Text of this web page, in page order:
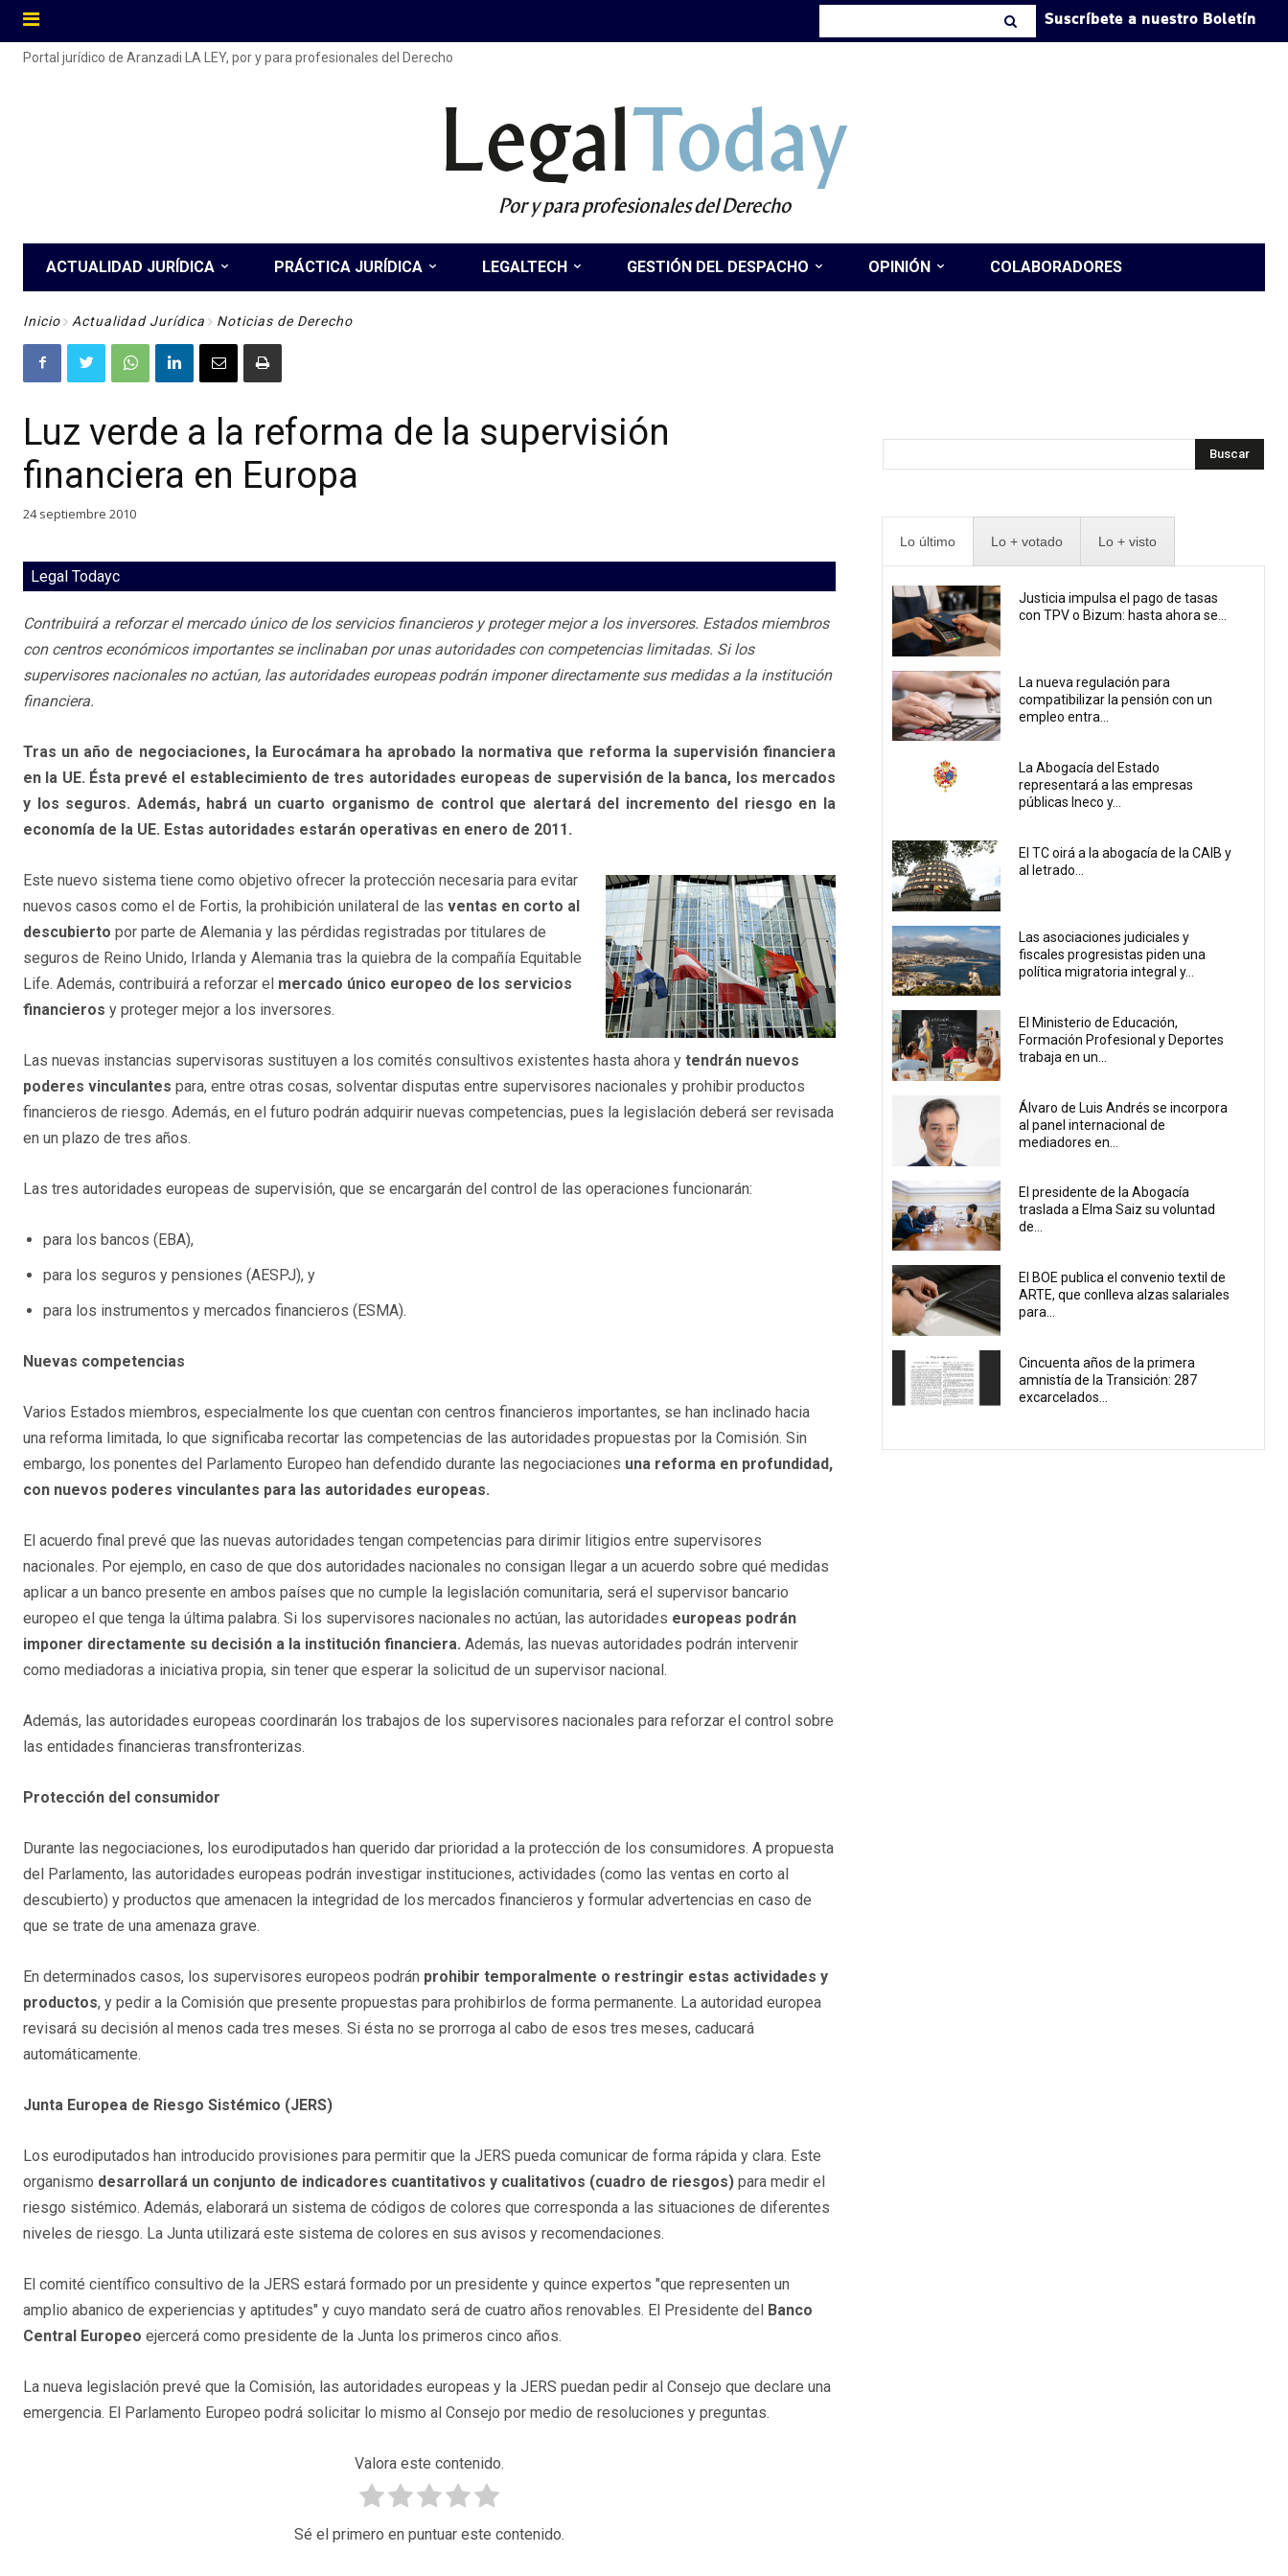
Suscríbete a nuestro Boletín
Portal jurídico de Aranzadi LA LEY, por y para profesionales del Derecho
LegalToday
Por y para profesionales del Derecho
ACTUALIDAD JURÍDICA PRÁCTICA JURÍDICA LEGALTECH GESTIÓN DEL DESPACHO OPINIÓN COLABORADORES
Inicio Actualidad Jurídica Noticias de Derecho
Luz verde a la reforma de la supervisión
financiera en Europa
24 septiembre 2010
Legal Todayc
Contribuirá a reforzar el mercado único de los servicios financieros y proteger mejor a los inversores. Estados miembros
con centros económicos importantes se inclinaban por unas autoridades con competencias limitadas. Si los
supervisores nacionales no actúan, las autoridades europeas podrán imponer directamente sus medidas a la institución
financiera.
Tras un año de negociaciones, la Eurocámara ha aprobado la normativa que reforma la supervisión financiera
en la UE. Ésta prevé el establecimiento de tres autoridades europeas de supervisión de la banca, los mercados
y los seguros. Además, habrá un cuarto organismo de control que alertará del incremento del riesgo en la
economía de la UE. Estas autoridades estarán operativas en enero de 2011.
Este nuevo sistema tiene como objetivo ofrecer la protección necesaria para evitar
nuevos casos como el de Fortis, la prohibición unilateral de las ventas en corto al
descubierto por parte de Alemania y las pérdidas registradas por titulares de
seguros de Reino Unido, Irlanda y Alemania tras la quiebra de la compañía Equitable
Life. Además, contribuirá a reforzar el mercado único europeo de los servicios
financieros y proteger mejor a los inversores.
Las nuevas instancias supervisoras sustituyen a los comités consultivos existentes hasta ahora y tendrán nuevos
poderes vinculantes para, entre otras cosas, solventar disputas entre supervisores nacionales y prohibir productos
financieros de riesgo. Además, en el futuro podrán adquirir nuevas competencias, pues la legislación deberá ser revisada
en un plazo de tres años.
Las tres autoridades europeas de supervisión, que se encargarán del control de las operaciones funcionarán:
para los bancos (EBA),
para los seguros y pensiones (AESPJ), y
para los instrumentos y mercados financieros (ESMA).
Nuevas competencias
Varios Estados miembros, especialmente los que cuentan con centros financieros importantes, se han inclinado hacia
una reforma limitada, lo que significaba recortar las competencias de las autoridades propuestas por la Comisión. Sin
embargo, los ponentes del Parlamento Europeo han defendido durante las negociaciones una reforma en profundidad,
con nuevos poderes vinculantes para las autoridades europeas.
El acuerdo final prevé que las nuevas autoridades tengan competencias para dirimir litigios entre supervisores
nacionales. Por ejemplo, en caso de que dos autoridades nacionales no consigan llegar a un acuerdo sobre qué medidas
aplicar a un banco presente en ambos países que no cumple la legislación comunitaria, será el supervisor bancario
europeo el que tenga la última palabra. Si los supervisores nacionales no actúan, las autoridades europeas podrán
imponer directamente su decisión a la institución financiera. Además, las nuevas autoridades podrán intervenir
como mediadoras a iniciativa propia, sin tener que esperar la solicitud de un supervisor nacional.
Además, las autoridades europeas coordinarán los trabajos de los supervisores nacionales para reforzar el control sobre
las entidades financieras transfronterizas.
Protección del consumidor
Durante las negociaciones, los eurodiputados han querido dar prioridad a la protección de los consumidores. A propuesta
del Parlamento, las autoridades europeas podrán investigar instituciones, actividades (como las ventas en corto al
descubierto) y productos que amenacen la integridad de los mercados financieros y formular advertencias en caso de
que se trate de una amenaza grave.
En determinados casos, los supervisores europeos podrán prohibir temporalmente o restringir estas actividades y
productos, y pedir a la Comisión que presente propuestas para prohibirlos de forma permanente. La autoridad europea
revisará su decisión al menos cada tres meses. Si ésta no se prorroga al cabo de esos tres meses, caducará
automáticamente.
Junta Europea de Riesgo Sistémico (JERS)
Los eurodiputados han introducido provisiones para permitir que la JERS pueda comunicar de forma rápida y clara. Este
organismo desarrollará un conjunto de indicadores cuantitativos y cualitativos (cuadro de riesgos) para medir el
riesgo sistémico. Además, elaborará un sistema de códigos de colores que corresponda a las situaciones de diferentes
niveles de riesgo. La Junta utilizará este sistema de colores en sus avisos y recomendaciones.
El comité científico consultivo de la JERS estará formado por un presidente y quince expertos "que representen un
amplio abanico de experiencias y aptitudes" y cuyo mandato será de cuatro años renovables. El Presidente del
Banco
Central Europeo ejercerá como presidente de la Junta los primeros cinco años.
La nueva legislación prevé que la Comisión, las autoridades europeas y la JERS puedan pedir al Consejo que declare una
emergencia. El Parlamento Europeo podrá solicitar lo mismo al Consejo por medio de resoluciones y preguntas.
Valora este contenido.
Sé el primero en puntuar este contenido.
Buscar
Lo último Lo + votado Lo + visto
Justicia impulsa el pago de tasas
con TPV o Bizum: hasta ahora se...
La nueva regulación para
compatibilizar la pensión con un
empleo entra...
La Abogacía del Estado
representará a las empresas
públicas Ineco y...
El TC oirá a la abogacía de la CAIB y
al letrado...
Las asociaciones judiciales y
fiscales progresistas piden una
política migratoria integral y...
El Ministerio de Educación,
Formación Profesional y Deportes
trabaja en un...
Álvaro de Luis Andrés se incorpora
al panel internacional de
mediadores en...
El presidente de la Abogacía
traslada a Elma Saiz su voluntad
de...
El BOE publica el convenio textil de
ARTE, que conlleva alzas salariales
para...
Cincuenta años de la primera
amnistía de la Transición: 287
excarcelados...